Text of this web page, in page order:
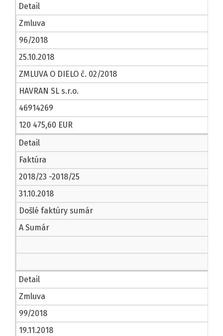
Detail
Zmluva
96/2018
25.10.2018
ZMLUVA O DIELO č. 02/2018
HAVRAN SL s.r.o.
46914269
120 475,60 EUR
Detail
Faktúra
2018/23 -2018/25
31.10.2018
Došlé faktúry sumár
A Sumár
Detail
Zmluva
99/2018
19.11.2018